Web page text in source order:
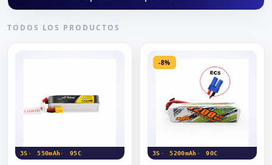
TODOS LOS PRODUCTOS
3S 550mAh 95C
-8%
3S 5200mAh 90C